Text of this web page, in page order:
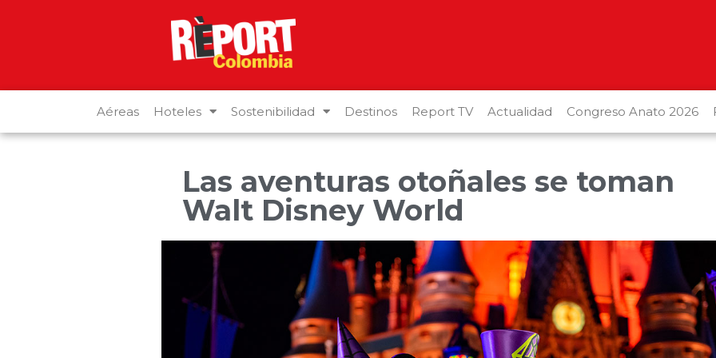
Aéreas Hoteles Sostenibilidad Destinos Report TV Actualidad Congreso Anato 2026
Las aventuras otoñales se toman
Walt Disney World